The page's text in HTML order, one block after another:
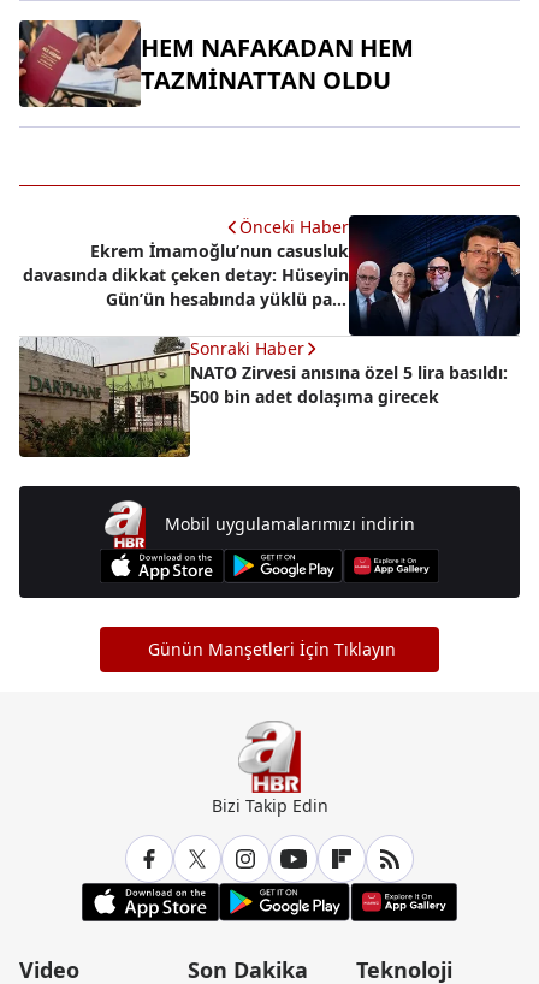
HEM NAFAKADAN HEM
TAZMİNATTAN OLDU
Önceki Haber
Ekrem İmamoğlu’nun casusluk
davasında dikkat çeken detay: Hüseyin
Gün’ün hesabında yüklü para
Sonraki Haber
NATO Zirvesi anısına özel 5 lira basıldı:
500 bin adet dolaşıma girecek
Mobil uygulamalarımızı indirin
Günün Manşetleri İçin Tıklayın
Bizi Takip Edin
Video Son Dakika Teknoloji